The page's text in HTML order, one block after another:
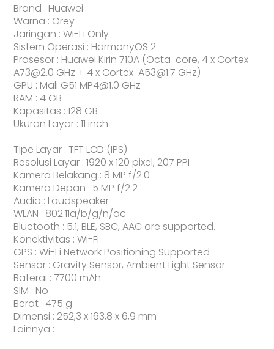
Brand : Huawei
Warna : Grey
Jaringan : Wi-Fi Only
Sistem Operasi : HarmonyOS 2
Prosesor : Huawei Kirin 710A (Octa-core, 4 x Cortex-
A73@2.0 GHz + 4 x Cortex-A53@1.7 GHz)
GPU : Mali G51 MP4@1.0 GHz
RAM : 4 GB
Kapasitas : 128 GB
Ukuran Layar : 11 inch
Tipe Layar : TFT LCD (IPS)
Resolusi Layar : 1920 x 120 pixel, 207 PPI
Kamera Belakang : 8 MP f/2.0
Kamera Depan : 5 MP f/2.2
Audio : Loudspeaker
WLAN : 802.11a/b/g/n/ac
Bluetooth : 5.1, BLE, SBC, AAC are supported.
Konektivitas : Wi-Fi
GPS : Wi-Fi Network Positioning Supported
Sensor : Gravity Sensor, Ambient Light Sensor
Baterai : 7700 mAh
SIM : No
Berat : 475 g
Dimensi : 252,3 x 163,8 x 6,9 mm
Lainnya :